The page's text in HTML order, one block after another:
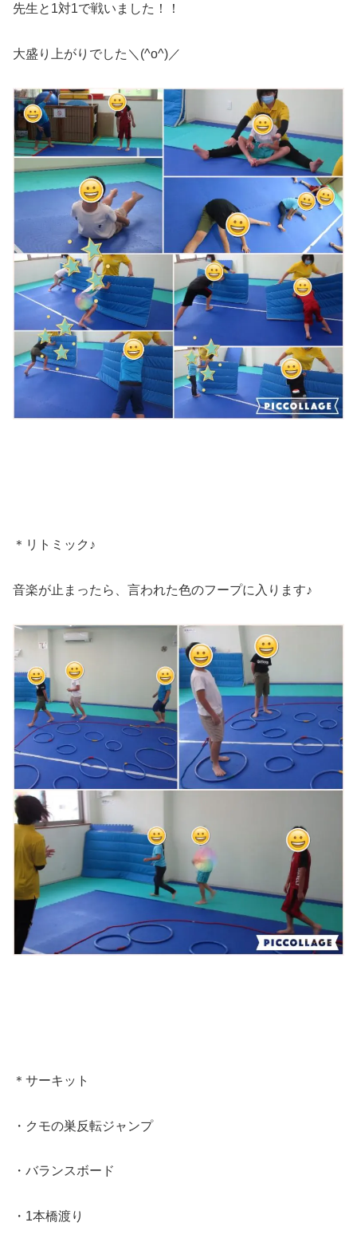
先生と1対1で戦いました！！
大盛り上がりでした＼(^o^)／
＊リトミック♪
音楽が止まったら、言われた色のフープに入ります♪
＊サーキット
・クモの巣反転ジャンプ
・バランスボード
・1本橋渡り